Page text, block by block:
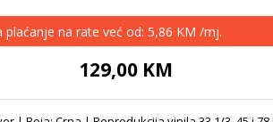
plaćanje na rate već od: 5,86 KM /mj.
129,00 KM